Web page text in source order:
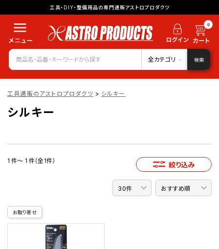
工具・DIY・整備用品の専門通販アストロプロダクツ
0
全カテゴリ 検索
工具通販のアストロプロダクツ > シルキー
シルキー
1 件～ 1 件（全1件） 絞り込み
お取り寄せ